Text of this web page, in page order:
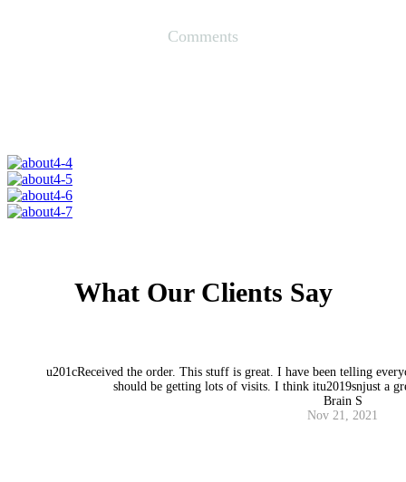
Comments
What Our Clients Say
u201cReceived the order. This stuff is great. I have been telling
should be getting lots of visits. I think itu2019snjust a
Brain S
Nov 21, 2021